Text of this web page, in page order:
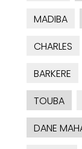
MADIBA
CHARLES
BARKERE
TOUBA
DANE